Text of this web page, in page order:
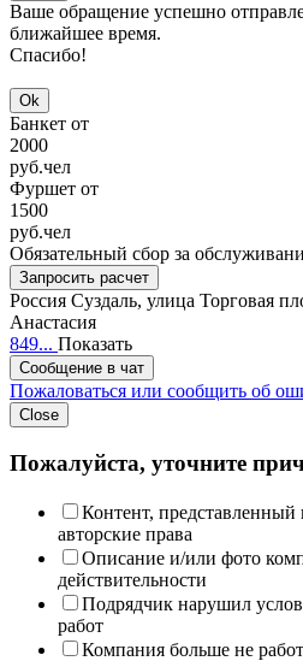
Ваше обращение успешно
ближайшее время.
Спасибо!
Ok
Банкет от
2000
руб.чел
Фуршет от
1500
руб.чел
Обязательный сбор за
Запросить расчет
Россия Суздаль, улица Торговая
Анастасия
849... Показать
Сообщение в чат
Пожаловаться или сообщить об
Close
Пожалуйста, уточните
Контент,
авторские права
Описание и/или фото
действительности
Подрядчик нарушил
работ
Компания больше не